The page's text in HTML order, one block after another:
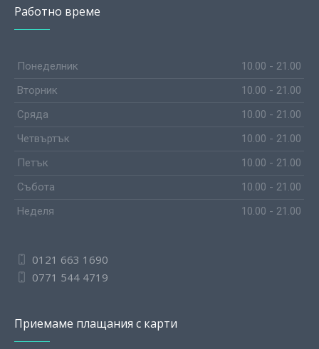
Работно време
Понеделник
10.00 - 21.00
Вторник
10.00 - 21.00
Сряда
10.00 - 21.00
Четвъртък
10.00 - 21.00
Петък
10.00 - 21.00
Събота
10.00 - 21.00
Неделя
10.00 - 21.00
0121 663 1690
0771 544 4719
Приемаме плащания с карти